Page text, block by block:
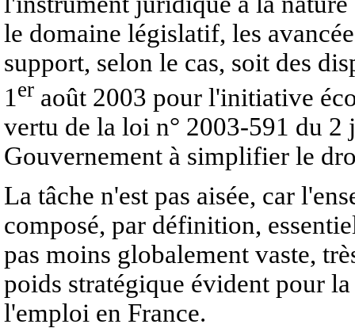
le domaine législatif, les
support, selon le cas, soit des
1 er août 2003 pour l'initiative
vertu de la loi n° 2003-591 du
Gouvernement à simplifier le
La tâche n'est pas aisée, car
composé, par définition,
pas moins globalement vaste,
poids stratégique évident pour
l'emploi en France.